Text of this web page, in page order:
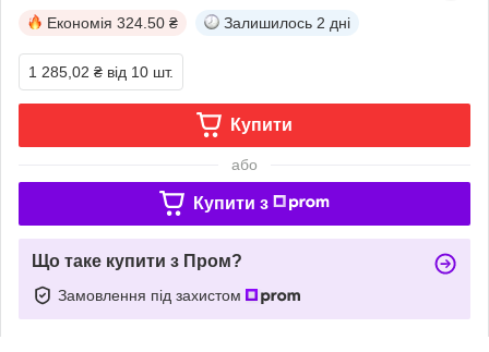
Економія 324.50 ₴ Залишилось 2 дні
1 285,02 ₴ від 10 шт.
Купити
або
Купити з
Що таке купити з Пром?
Замовлення під захистом